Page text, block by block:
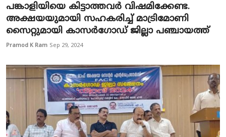
പങ്കാളിയിയെ കിട്ടാത്തവർ വിഷമിക്കേണ്ട.
അക്ഷയയുമായി സഹകരിച്ച് മാട്രിമോണി
സൈറ്റുമായി കാസർഗോഡ് ജില്ലാ പഞ്ചായത്ത്
Pramod K Ram Sep 29, 2024